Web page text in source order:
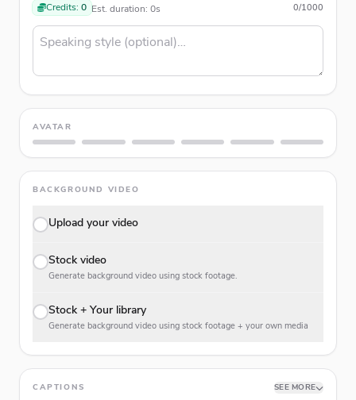
Credits: 0 Est. duration: 0s 0/1000
AVATAR
BACKGROUND VIDEO
Upload your video
Stock video
Generate background video using stock footage.
Stock + Your library
Generate background video using stock footage + your own media
CAPTIONS SEE MORE